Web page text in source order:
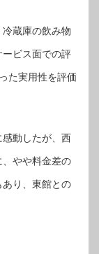
蔵庫の飲み物
ビス面での評
た実用性を評価
動したが、西
やや料金差の
り、東館との